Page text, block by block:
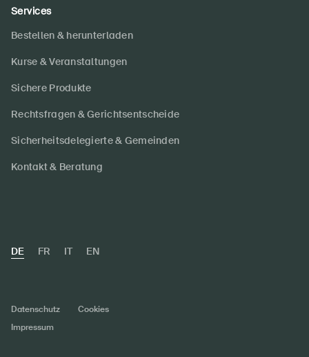
Services
Bestellen & herunterladen
Kurse & Veranstaltungen
Sichere Produkte
Rechtsfragen & Gerichtsentscheide
Sicherheitsdelegierte & Gemeinden
Kontakt & Beratung
DE FR IT EN
Datenschutz
Cookies
Impressum